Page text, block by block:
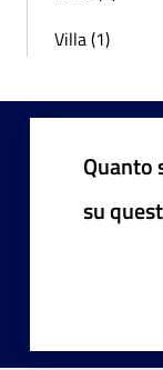
Villa (1)
Quanto
su